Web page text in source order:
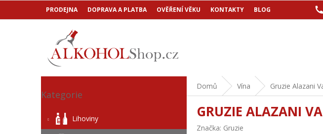
obsah
PRODEJNA DOPRAVA A PLATBA OVĚŘENÍ VĚKU KONTAKTY BLOG
o
kategorie
Kategorie
Lihoviny
Domů Vína Gruzie Alazani
GRUZIE ALAZANI
Značka: Gruzie